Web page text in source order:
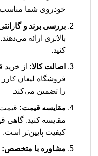
خودروی شما
بررسی برند و
بالاتری ارائه
کنید.
اصالت کالا: از خرید
فروشگاه لیفان
را تضمین می‌کند.
مقایسه قیمت:
مقایسه کنید. گاهی
کیفیت پایین‌تر است.
مشاوره با متخصص: